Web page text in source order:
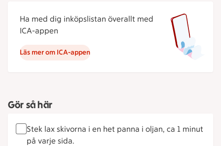
Ha med dig inköpslistan överallt med
ICA-appen
Läs mer om ICA-appen
Gör så här
Stek lax skivorna i en het panna i oljan, ca 1 minut
på varje sida.